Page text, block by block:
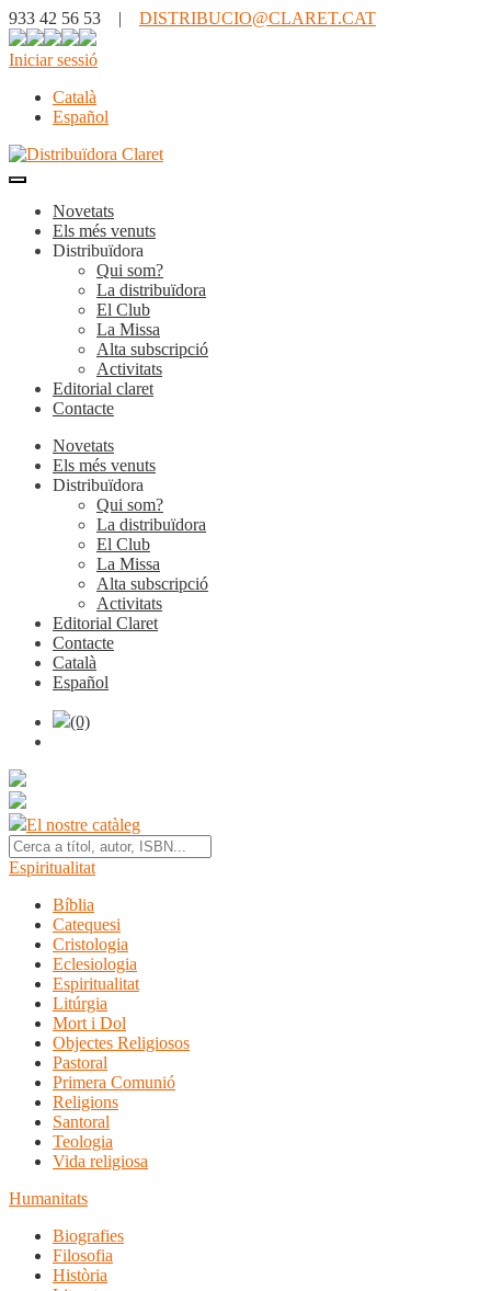
933 42 56 53 | DISTRIBUCIO@CLARET.CAT
Iniciar sessió
Català
Español
Novetats
Els més venuts
Distribuïdora
Qui som?
La distribuïdora
El Club
La Missa
Alta subscripció
Activitats
Editorial claret
Contacte
Novetats
Els més venuts
Distribuïdora
Qui som?
La distribuïdora
El Club
La Missa
Alta subscripció
Activitats
Editorial Claret
Contacte
Català
Español
(0)
El nostre catàleg
Espiritualitat
Bíblia
Catequesi
Cristologia
Eclesiologia
Espiritualitat
Litúrgia
Mort i Dol
Objectes Religiosos
Pastoral
Primera Comunió
Religions
Santoral
Teologia
Vida religiosa
Humanitats
Biografies
Filosofia
Història